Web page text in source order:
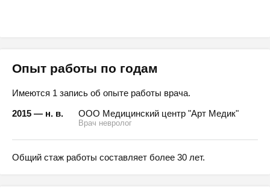
Опыт работы по годам
Имеются 1 запись об опыте работы врача.
2015 — н. в.
ООО Медицинский центр "Арт Медик"
Врач невролог
Общий стаж работы составляет более 30 лет.